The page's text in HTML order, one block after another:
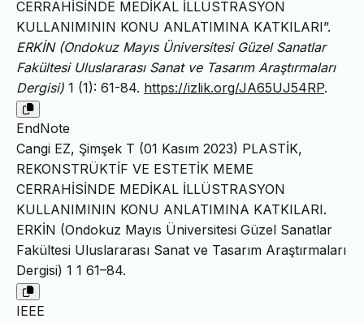
CERRAHİSİNDE MEDİKAL İLLÜSTRASYON
KULLANIMININ KONU ANLATIMINA KATKILARI”.
ERKİN (Ondokuz Mayıs Üniversitesi Güzel Sanatlar
Fakültesi Uluslararası Sanat ve Tasarım Araştırmaları
Dergisi) 1 (1): 61-84. https://izlik.org/JA65UJ54RP.
EndNote
Cangi EZ, Şimşek T (01 Kasım 2023) PLASTİK,
REKONSTRÜKTİF VE ESTETİK MEME
CERRAHİSİNDE MEDİKAL İLLÜSTRASYON
KULLANIMININ KONU ANLATIMINA KATKILARI.
ERKİN (Ondokuz Mayıs Üniversitesi Güzel Sanatlar
Fakültesi Uluslararası Sanat ve Tasarım Araştırmaları
Dergisi) 1 1 61–84.
IEEE